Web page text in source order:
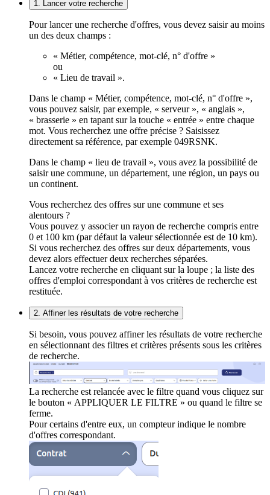
1. Lancer votre recherche
Pour lancer une recherche d'offres, vous devez saisir au moins
un des deux champs :
« Métier, compétence, mot-clé, n° d'offre »
ou
« Lieu de travail ».
Dans le champ « Métier, compétence, mot-clé, n° d'offre »,
vous pouvez saisir, par exemple, « serveur », « anglais »,
« brasserie » en tapant sur la touche « entrée » entre chaque
mot. Vous recherchez une offre précise ? Saisissez
directement sa référence, par exemple 049RSNK.
Dans le champ « lieu de travail », vous avez la possibilité de
saisir une commune, un département, une région, un pays ou
un continent.
Vous recherchez des offres sur une commune et ses
alentours ?
Vous pouvez y associer un rayon de recherche compris entre
0 et 100 km (par défaut la valeur sélectionnée est de 10 km).
Si vous recherchez des offres sur deux départements, vous
devez alors effectuer deux recherches séparées.
Lancez votre recherche en cliquant sur la loupe ; la liste des
offres d'emploi correspondant à vos critères de recherche est
restituée.
2. Affiner les résultats de votre recherche
Si besoin, vous pouvez affiner les résultats de votre recherche
en sélectionnant des filtres et critères présents sous les critères
de recherche.
La recherche est relancée avec le filtre quand vous cliquez sur
le bouton « APPLIQUER LE FILTRE » ou quand le filtre se
ferme.
Pour certains d'entre eux, un compteur indique le nombre
d'offres correspondant.